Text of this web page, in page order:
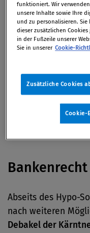
unter anderem die
Josef Ackermann
Der Prozess wegen
der Vergabe von
Fernwärme Wien
Bankenrecht
Abseits des Hypo-
nach weiteren
Debakel der
funktioniert. Wir
unsere Inhalte sowie Ihre
und zu personalisieren.
dieser zusätzlichen
in der Fußzeile unserer
Sie in unserer Cookie-
Zusätzliche Cookies
Cookie-